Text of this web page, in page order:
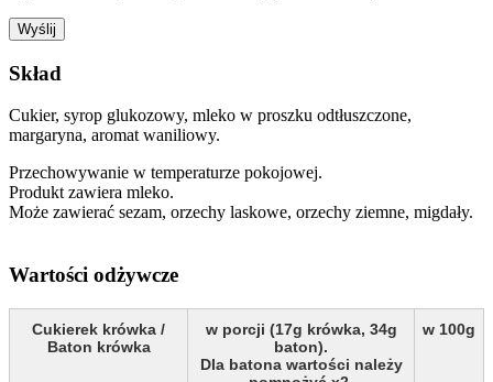
Skład
Cukier, syrop glukozowy, mleko w proszku odtłuszczone,
margaryna, aromat waniliowy.
Przechowywanie w temperaturze pokojowej.
Produkt zawiera mleko.
Może zawierać sezam, orzechy laskowe, orzechy ziemne, migdały.
Wartości odżywcze
Cukierek krówka /
Baton krówka
w porcji (17g krówka, 34g
baton).
Dla batona wartości należy
w 100g